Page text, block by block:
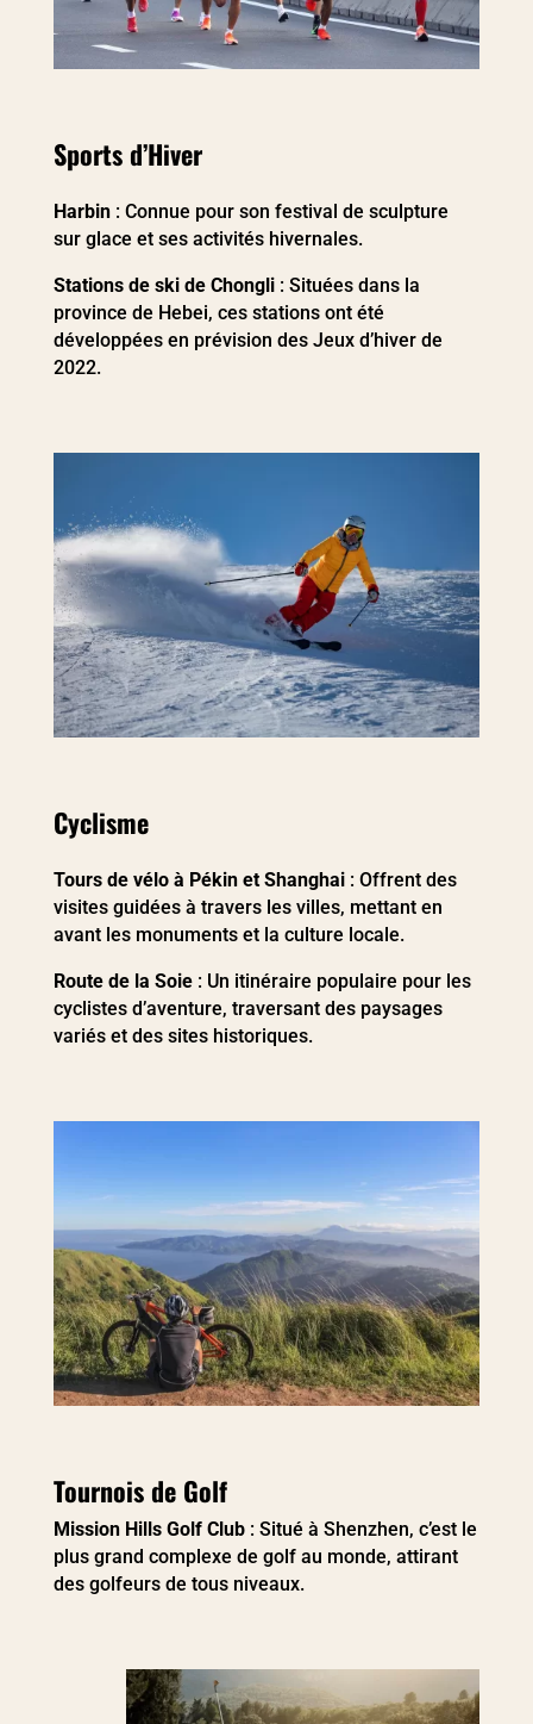
Sports d’Hiver
Harbin: Connue pour son festival de sculpture
sur glace et ses activités hivernales.
Stations de ski de Chongli: Situées dans la
province de Hebei, ces stations ont été
développées en prévision des Jeux d’hiver de
2022.
Cyclisme
Tours de vélo à Pékin et Shanghai: Offrent des
visites guidées à travers les villes, mettant en
avant les monuments et la culture locale.
Route de la Soie: Un itinéraire populaire pour les
cyclistes d’aventure, traversant des paysages
variés et des sites historiques.
Tournois de Golf
Mission Hills Golf Club: Situé à Shenzhen, c’est le
plus grand complexe de golf au monde, attirant
des golfeurs de tous niveaux.